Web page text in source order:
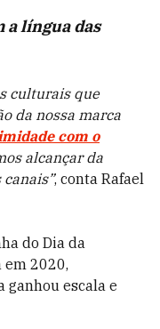
a língua das
culturais que
da nossa marca
com o
alcançar da
, conta Rafael
do Dia da
em 2020,
ganhou escala e